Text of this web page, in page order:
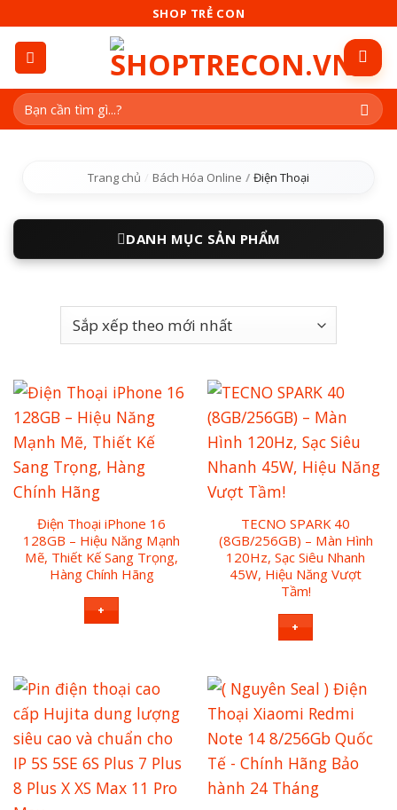
content
SHOP TRẺ CON
Tìm
kiếm:
Trang chủ Bách Hóa Online / Điện Thoại
DANH MỤC SẢN PHẨM
Điện Thoại iPhone 16
128GB – Hiệu Năng Mạnh
Mẽ, Thiết Kế Sang Trọng,
Hàng Chính Hãng
+
TECNO SPARK 40
(8GB/256GB) – Màn Hình
120Hz, Sạc Siêu Nhanh
45W, Hiệu Năng Vượt
Tầm!
+